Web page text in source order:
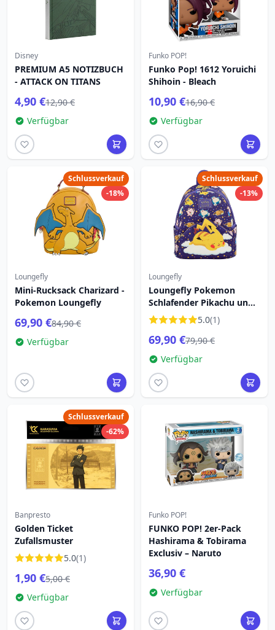
Disney
PREMIUM A5 NOTIZBUCH
- ATTACK ON TITANS
4,90 €12,90 €
Verfügbar
Funko POP!
Funko Pop! 1612 Yoruichi
Shihoin - Bleach
10,90 €16,90 €
Verfügbar
Schlussverkauf
-18%
Loungefly
Mini-Rucksack Charizard -
Pokemon Loungefly
69,90 €84,90 €
Verfügbar
Schlussverkauf
-13%
Loungefly
Loungefly Pokemon
Schlafender Pikachu und
Freunde Rucksack 26cm
5.0(1)
69,90 €79,90 €
Verfügbar
Schlussverkauf
-62%
Banpresto
Golden Ticket
Zufallsmuster
5.0(1)
1,90 €5,00 €
Verfügbar
Funko POP!
FUNKO POP! 2er-Pack
Hashirama & Tobirama
Exclusiv – Naruto
36,90 €
Verfügbar